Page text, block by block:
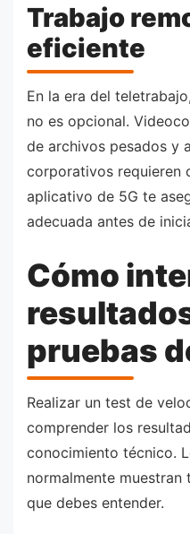
Trabajo
eficiente
En la era del
no es opcional.
de archivos pesados y
corporativos requieren
aplicativo de 5G te
adecuada antes de
Cómo
pruebas
Realizar un test de
comprender los
conocimiento técnico.
normalmente
que debes entender.